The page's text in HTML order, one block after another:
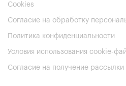
Cookies
Согласие на обработку
Политика конфиденциальности
Условия использования cookie-
Согласие на получение рассылки